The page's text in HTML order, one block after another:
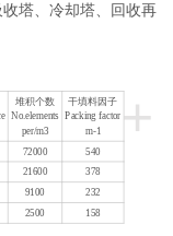
塔、冷却塔、回收再
+
堆积个数
No.elements
per/m3
干填料因子
Packing factor
m-1
72000
540
21600
378
9100
232
2500 158